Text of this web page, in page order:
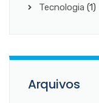
Tecnologia (1)
Arquivos